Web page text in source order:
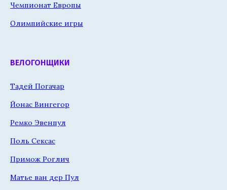
Чемпионат Европы
Олимпийские игры
ВЕЛОГОНЩИКИ
Тадей Погачар
Йонас Вингегор
Ремко Эвенпул
Поль Сексас
Примож Роглич
Матье ван дер Пул